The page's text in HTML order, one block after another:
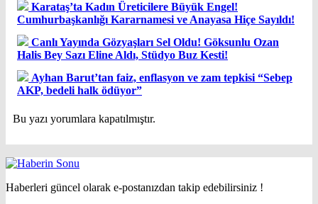
Karataş’ta Kadın Üreticilere Büyük Engel!
Cumhurbaşkanlığı Kararnamesi ve Anayasa Hiçe Sayıldı!
Canlı Yayında Gözyaşları Sel Oldu! Göksunlu Ozan
Halis Bey Sazı Eline Aldı, Stüdyo Buz Kesti!
Ayhan Barut’tan faiz, enflasyon ve zam tepkisi “Sebep
AKP, bedeli halk ödüyor”
Bu yazı yorumlara kapatılmıştır.
Haberleri güncel olarak e-postanızdan takip edebilirsiniz !